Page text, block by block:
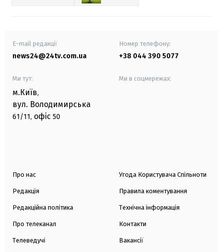
E-mail редакції
news24@24tv.com.ua
Номер телефону:
+38 044 390 5077
Ми тут:
м.Київ,
вул. Володимирська
61/11, офіс 50
Ми в соцмережах:
Про нас
Редакція
Редакційна політика
Про телеканал
Телеведучі
Угода Користувача Спільноти
Правила коментування
Технічна інформація
Контакти
Вакансії